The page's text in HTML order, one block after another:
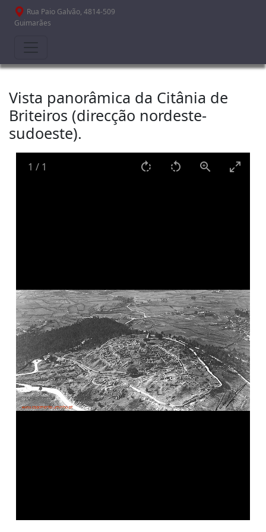
Passar para o conteúdo principal
Rua Paio Galvão, 4814-509
Guimarães
Vista panorâmica da Citânia de
Briteiros (direcção nordeste-
sudoeste).
1 / 1